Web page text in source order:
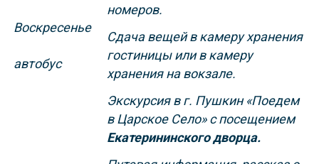
Воскресенье
автобус
номеров.
Сдача вещей в камеру хранения
гостиницы или в камеру
хранения на вокзале.
Экскурсия в г. Пушкин «Поедем
в Царское Село» с посещением
Екатерининского дворца.